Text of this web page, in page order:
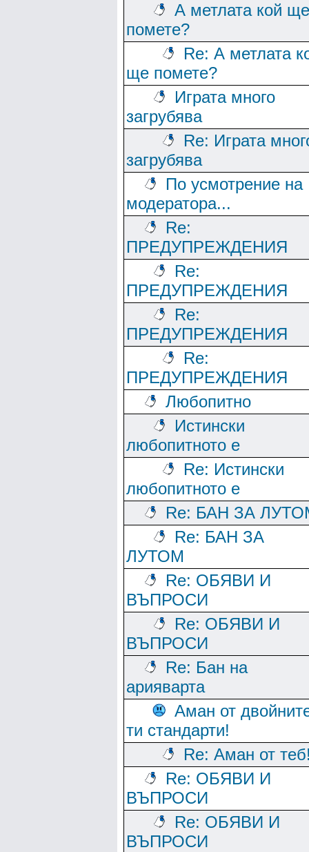
А метлата кой ще
помете?
Re: А метлата
ще помете?
Играта много
загрубява
Re: Играта
загрубява
По усмотрение на
модератора...
Re:
ПРЕДУПРЕЖДЕНИЯ
Re:
ПРЕДУПРЕЖДЕНИЯ
Re:
ПРЕДУПРЕЖДЕНИЯ
Re:
ПРЕДУПРЕЖДЕНИЯ
Любопитно
Истински
любопитното е
Re: Истински
любопитното е
Re: БАН ЗА
Re: БАН ЗА
ЛУТОМ
Re: ОБЯВИ И
ВЪПРОСИ
Re: ОБЯВИ И
ВЪПРОСИ
Re: Бан на
арияварта
Аман от
ти стандарти!
Re: Аман от
Re: ОБЯВИ И
ВЪПРОСИ
Re: ОБЯВИ И
ВЪПРОСИ